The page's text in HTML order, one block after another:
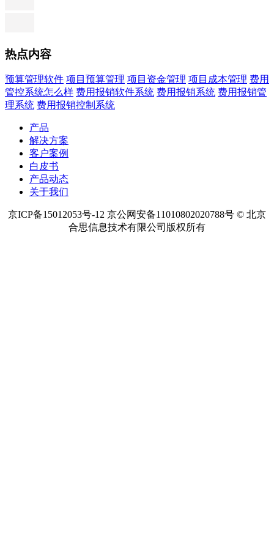
热点内容
预算管理软件 项目预算管理 项目资金管理 项目成本管理 费用
管控系统怎么样 费用报销软件系统 费用报销系统 费用报销管
理系统 费用报销控制系统
产品
解决方案
客户案例
白皮书
产品动态
关于我们
京ICP备15012053号-12 京公网安备11010802020788号 © 北京
合思信息技术有限公司版权所有